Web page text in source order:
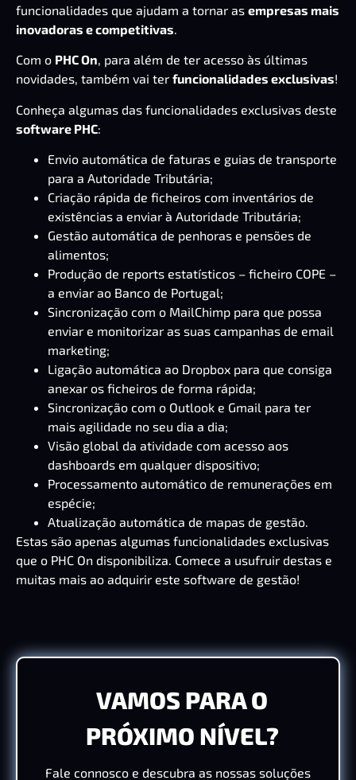
funcionalidades que ajudam a tornar as empresas mais
inovadoras e competitivas.
Com o PHC On, para além de ter acesso às últimas
novidades, também vai ter funcionalidades exclusivas!
Conheça algumas das funcionalidades exclusivas deste
software PHC:
Envio automática de faturas e guias de transporte
para a Autoridade Tributária;
Criação rápida de ficheiros com inventários de
existências a enviar à Autoridade Tributária;
Gestão automática de penhoras e pensões de
alimentos;
Produção de reports estatísticos – ficheiro COPE –
a enviar ao Banco de Portugal;
Sincronização com o MailChimp para que possa
enviar e monitorizar as suas campanhas de email
marketing;
Ligação automática ao Dropbox para que consiga
anexar os ficheiros de forma rápida;
Sincronização com o Outlook e Gmail para ter
mais agilidade no seu dia a dia;
Visão global da atividade com acesso aos
dashboards em qualquer dispositivo;
Processamento automático de remunerações em
espécie;
Atualização automática de mapas de gestão.
Estas são apenas algumas funcionalidades exclusivas
que o PHC On disponibiliza. Comece a usufruir destas e
muitas mais ao adquirir este software de gestão!
VAMOS PARA O
PRÓXIMO NÍVEL?
Fale connosco e descubra as nossas soluções